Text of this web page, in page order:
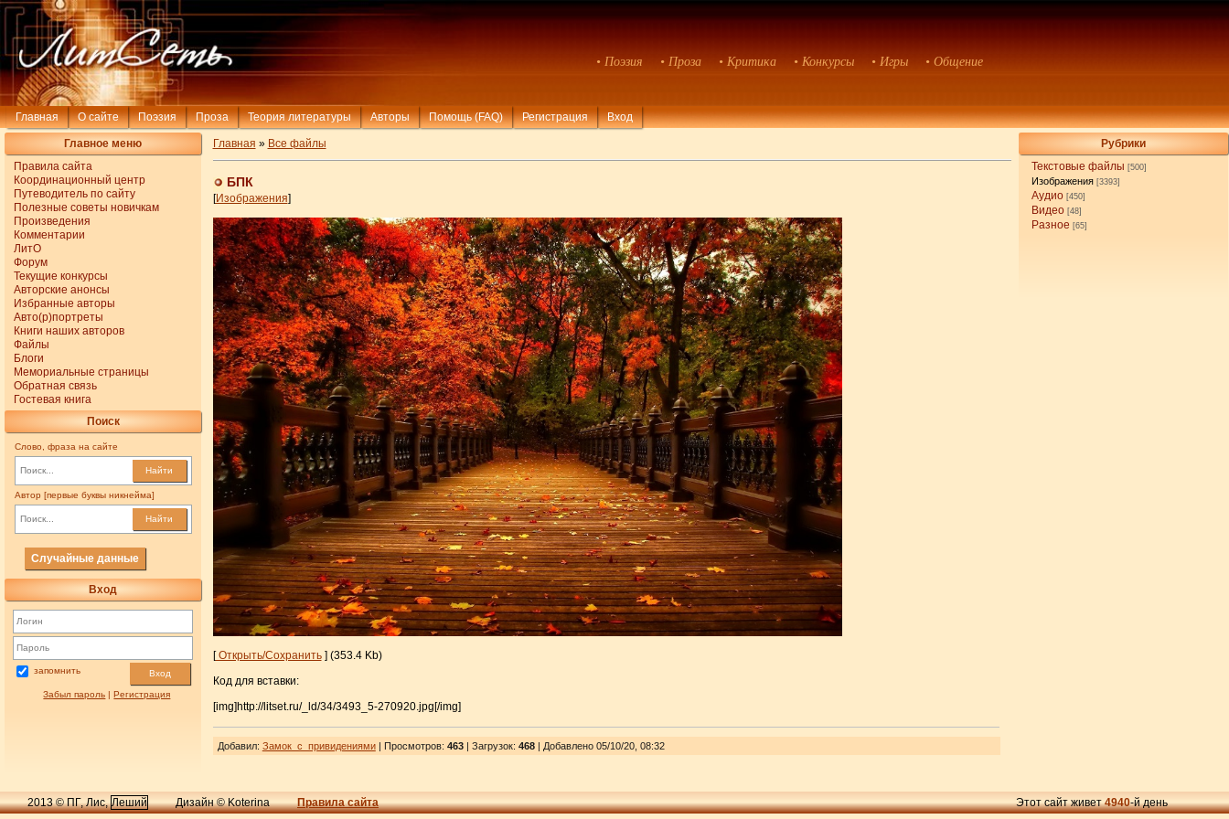
• Поэзия • Проза • Критика • Конкурсы • Игры • Общение
Главная О сайте Поэзия Проза Теория литературы Авторы Помощь (FAQ) Регистрация Вход
Главное меню
Правила сайта
Координационный центр
Путеводитель по сайту
Полезные советы новичкам
Произведения
Комментарии
ЛитО
Форум
Текущие конкурсы
Авторские анонсы
Избранные авторы
Авто(р)портреты
Книги наших авторов
Файлы
Блоги
Мемориальные страницы
Обратная связь
Гостевая книга
Поиск
Слово, фраза на сайте
Найти
Автор [первые буквы никнейма]
Найти
Случайные данные
Вход
запомнить Вход
Забыл пароль |Регистрация
Рубрики
Текстовые файлы [500]
Изображения [3393]
Аудио [450]
Видео [48]
Разное [65]
Главная » Все файлы
БПК
[Изображения]
[Открыть/Сохранить] (353.4 Kb)
Код для вставки:
[img]http://litset.ru/_ld/34/3493_5-270920.jpg[/img]
Добавил: Замок_с_привидениями| Просмотров: 463| Загрузок: 468| Добавлено 05/10/20, 08:32
2013 © ПГ, Лис,Леший Дизайн © Koterina Правила сайта Этот сайт живет4940-й день